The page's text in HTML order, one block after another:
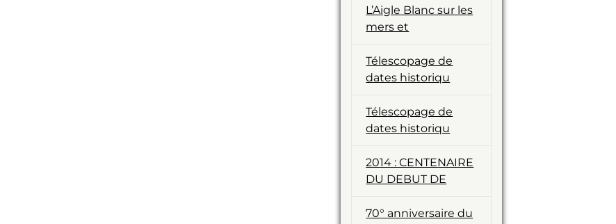
L’Aigle Blanc sur les
mers et
Télescopage de
dates historiqu
Télescopage de
dates historiqu
2014 : CENTENAIRE
DU DEBUT DE
70° anniversaire du